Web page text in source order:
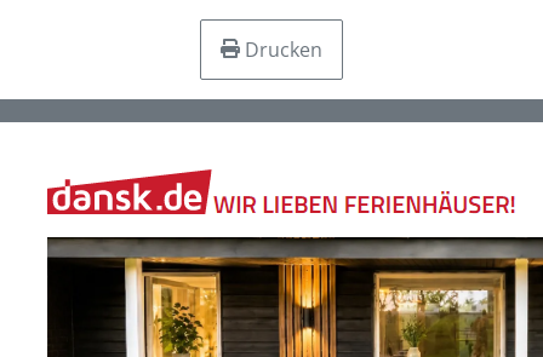
Drucken